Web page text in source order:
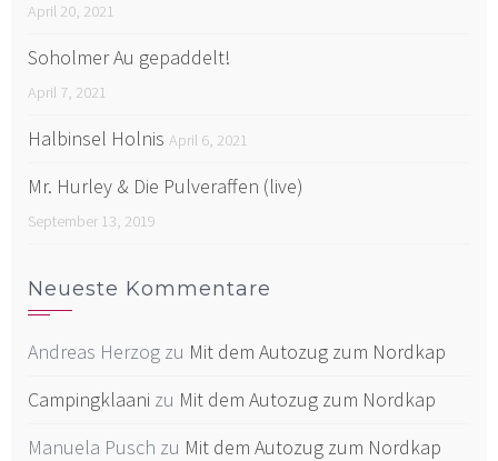
April 20, 2021
Soholmer Au gepaddelt!
April 7, 2021
Halbinsel Holnis April 6, 2021
Mr. Hurley & Die Pulveraffen (live)
September 13, 2019
Neueste Kommentare
Andreas Herzog zu Mit dem Autozug zum Nordkap
Campingklaani zu Mit dem Autozug zum Nordkap
Manuela Pusch zu Mit dem Autozug zum Nordkap